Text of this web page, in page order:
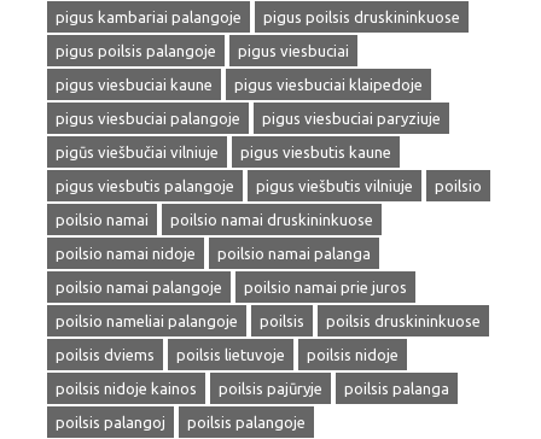
pigus kambariai palangoje
pigus poilsis druskininkuose
pigus poilsis palangoje
pigus viesbuciai
pigus viesbuciai kaune
pigus viesbuciai klaipedoje
pigus viesbuciai palangoje
pigus viesbuciai paryziuje
pigūs viešbučiai vilniuje
pigus viesbutis kaune
pigus viesbutis palangoje
pigus viešbutis vilniuje
poilsio
poilsio namai
poilsio namai druskininkuose
poilsio namai nidoje
poilsio namai palanga
poilsio namai palangoje
poilsio namai prie juros
poilsio nameliai palangoje
poilsis
poilsis druskininkuose
poilsis dviems
poilsis lietuvoje
poilsis nidoje
poilsis nidoje kainos
poilsis pajūryje
poilsis palanga
poilsis palangoj
poilsis palangoje